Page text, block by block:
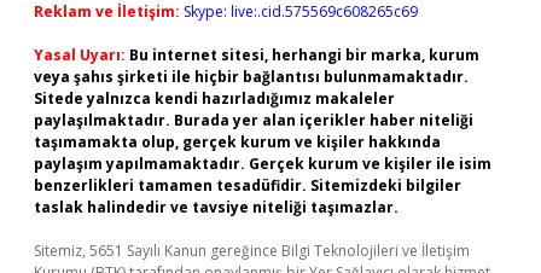
Reklam ve İletişim: Skype: live:.cid.575569c608265c69
Yasal Uyarı: Bu internet sitesi, herhangi bir marka, kurum
veya şahıs şirketi ile hiçbir bağlantısı bulunmamaktadır.
Sitede yalnızca kendi hazırladığımız makaleler
paylaşılmaktadır. Burada yer alan içerikler haber niteliği
taşımamakta olup, gerçek kurum ve kişiler hakkında
paylaşım yapılmamaktadır. Gerçek kurum ve kişiler ile isim
benzerlikleri tamamen tesadüfidir. Sitemizdeki bilgiler
taslak halindedir ve tavsiye niteliği taşımazlar.
Sitemiz, 5651 Sayılı Kanun gereğince Bilgi Teknolojileri ve İletişim